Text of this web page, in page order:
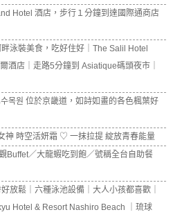
Hotel 酒店，步行１分鐘到達國際通商店
泳裝美食，吃好住好｜The Salil Hotel
酒店｜走路5分鐘到 Asiatique碼頭夜市｜
목원 位於京畿道，如詩如畫的各色楓葉好
神 時空活妍霜 ♡ 一抹拉提 綻放青春能量
Buffet／大龍蝦吃到飽／號稱全台自助餐
放鬆｜六種泳池設備｜大人小孩都喜歡｜
Hotel & Resort Nashiro Beach ｜琉球